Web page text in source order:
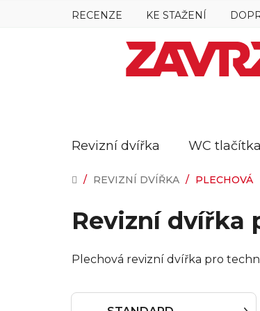
RECENZE KE STAŽENÍ
Revizní dvířka WC
DOMŮ
/ REVIZNÍ DVÍŘKA / PLECHOVÁ
Revizní dvířka
Plechová revizní dvířka pro